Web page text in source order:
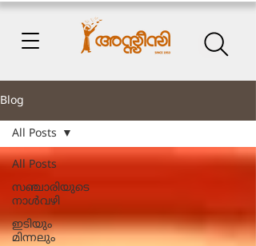
Blog
All Posts
സഞ്ചാരിയുടെ
നാൾവഴി
ഇടിയും
മിന്നലും
All Posts